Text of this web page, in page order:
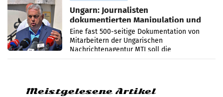
Ungarn: Journalisten
dokumentierten Manipulation und
Zensur
Eine fast 500-seitige Dokumentation von
Mitarbeitern der Ungarischen
Nachrichtenagentur MTI soll die
systematische Nachrichten-Manipulation und
Meistgelesene Artikel